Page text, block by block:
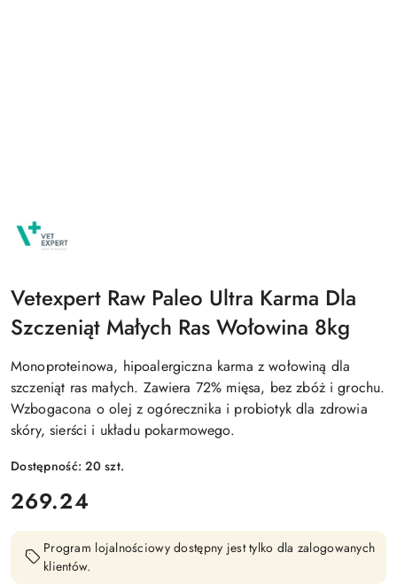
NAZWA
PRODUCENTA:
RAW
Vetexpert Raw Paleo Ultra Karma Dla
Szczeniąt Małych Ras Wołowina 8kg
Monoproteinowa, hipoalergiczna karma z wołowiną dla
szczeniąt ras małych. Zawiera 72% mięsa, bez zbóż i grochu.
Wzbogacona o olej z ogórecznika i probiotyk dla zdrowia
skóry, sierści i układu pokarmowego.
Dostępność:20szt.
cena:
269.24
Program lojalnościowy dostępny jest tylko dla zalogowanych
klientów.